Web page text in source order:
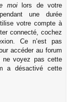
moilors de votre
une durée
votre compte à
connecté, cochez
Ce n’est pas
accéder au forum
ne voyez pas cette
a désactivé cette